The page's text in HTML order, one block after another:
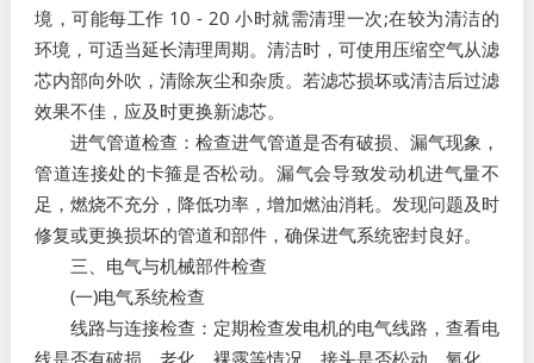
境，可能每工作 10 - 20 小时就需清理一次;在较为清洁的
环境，可适当延长清理周期。清洁时，可使用压缩空气从滤
芯内部向外吹，清除灰尘和杂质。若滤芯损坏或清洁后过滤
效果不佳，应及时更换新滤芯。​
进气管道检查：检查进气管道是否有破损、漏气现象，
管道连接处的卡箍是否松动。漏气会导致发动机进气量不
足，燃烧不充分，降低功率，增加燃油消耗。发现问题及时
修复或更换损坏的管道和部件，确保进气系统密封良好。​
三、电气与机械部件检查​
(一)电气系统检查​
线路与连接检查：定期检查发电机的电气线路，查看电
线是否有破损、老化、裸露等情况，接头是否松动、氧化。